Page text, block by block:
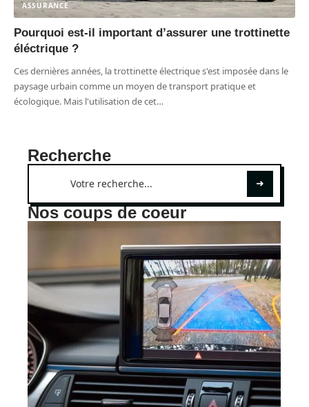
ASSURANCE
Pourquoi est-il important d’assurer une trottinette
éléctrique ?
Ces dernières années, la trottinette électrique s'est imposée dans le
paysage urbain comme un moyen de transport pratique et
écologique. Mais l'utilisation de cet…
Recherche
Nos coups de coeur